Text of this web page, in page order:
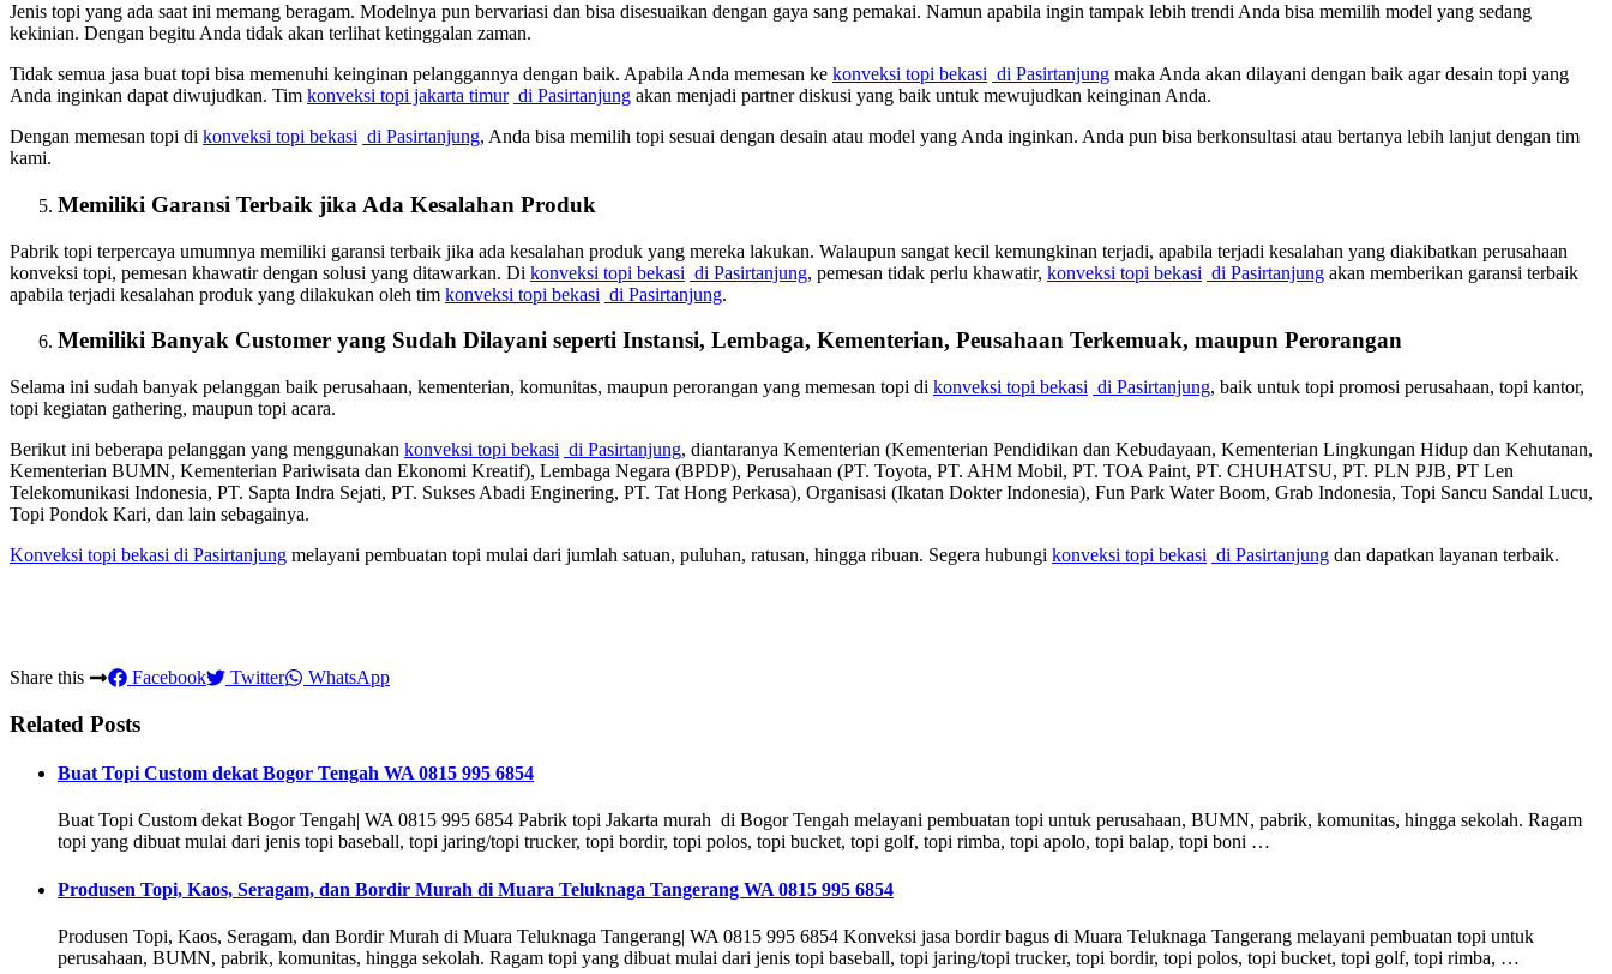
Jenis topi yang ada saat ini memang beragam. Modelnya pun bervariasi dan bisa disesuaikan dengan gaya sang pemakai. Namun apabila ingin tampak lebih trendi Anda bisa memilih model yang sedang
kekinian. Dengan begitu Anda tidak akan terlihat ketinggalan zaman.
Tidak semua jasa buat topi bisa memenuhi keinginan pelanggannya dengan baik. Apabila Anda memesan ke konveksi topi bekasi di Pasirtanjung maka Anda akan dilayani dengan baik agar desain topi yang
Anda inginkan dapat diwujudkan. Tim konveksi topi jakarta timur di Pasirtanjung akan menjadi partner diskusi yang baik untuk mewujudkan keinginan Anda.
Dengan memesan topi di konveksi topi bekasi di Pasirtanjung, Anda bisa memilih topi sesuai dengan desain atau model yang Anda inginkan. Anda pun bisa berkonsultasi atau bertanya lebih lanjut dengan tim
kami.
Memiliki Garansi Terbaik jika Ada Kesalahan Produk
Pabrik topi terpercaya umumnya memiliki garansi terbaik jika ada kesalahan produk yang mereka lakukan. Walaupun sangat kecil kemungkinan terjadi, apabila terjadi kesalahan yang diakibatkan perusahaan
konveksi topi, pemesan khawatir dengan solusi yang ditawarkan. Di konveksi topi bekasi di Pasirtanjung, pemesan tidak perlu khawatir, konveksi topi bekasi di Pasirtanjung akan memberikan garansi terbaik
apabila terjadi kesalahan produk yang dilakukan oleh tim konveksi topi bekasi di Pasirtanjung.
Memiliki Banyak Customer yang Sudah Dilayani seperti Instansi, Lembaga, Kementerian, Peusahaan Terkemuak, maupun Perorangan
Selama ini sudah banyak pelanggan baik perusahaan, kementerian, komunitas, maupun perorangan yang memesan topi di konveksi topi bekasi di Pasirtanjung, baik untuk topi promosi perusahaan, topi kantor,
topi kegiatan gathering, maupun topi acara.
Berikut ini beberapa pelanggan yang menggunakan konveksi topi bekasi di Pasirtanjung, diantaranya Kementerian (Kementerian Pendidikan dan Kebudayaan, Kementerian Lingkungan Hidup dan Kehutanan,
Kementerian BUMN, Kementerian Pariwisata dan Ekonomi Kreatif), Lembaga Negara (BPDP), Perusahaan (PT. Toyota, PT. AHM Mobil, PT. TOA Paint, PT. CHUHATSU, PT. PLN PJB, PT Len
Telekomunikasi Indonesia, PT. Sapta Indra Sejati, PT. Sukses Abadi Enginering, PT. Tat Hong Perkasa), Organisasi (Ikatan Dokter Indonesia), Fun Park Water Boom, Grab Indonesia, Topi Sancu Sandal Lucu,
Topi Pondok Kari, dan lain sebagainya.
Konveksi topi bekasi di Pasirtanjung melayani pembuatan topi mulai dari jumlah satuan, puluhan, ratusan, hingga ribuan. Segera hubungi konveksi topi bekasi di Pasirtanjung dan dapatkan layanan terbaik.
Share this Facebook Twitter WhatsApp
Related Posts
Buat Topi Custom dekat Bogor Tengah WA 0815 995 6854
Buat Topi Custom dekat Bogor Tengah| WA 0815 995 6854 Pabrik topi Jakarta murah di Bogor Tengah melayani pembuatan topi untuk perusahaan, BUMN, pabrik, komunitas, hingga sekolah. Ragam
topi yang dibuat mulai dari jenis topi baseball, topi jaring/topi trucker, topi bordir, topi polos, topi bucket, topi golf, topi rimba, topi apolo, topi balap, topi boni …
Produsen Topi, Kaos, Seragam, dan Bordir Murah di Muara Teluknaga Tangerang WA 0815 995 6854
Produsen Topi, Kaos, Seragam, dan Bordir Murah di Muara Teluknaga Tangerang| WA 0815 995 6854 Konveksi jasa bordir bagus di Muara Teluknaga Tangerang melayani pembuatan topi untuk
perusahaan, BUMN, pabrik, komunitas, hingga sekolah. Ragam topi yang dibuat mulai dari jenis topi baseball, topi jaring/topi trucker, topi bordir, topi polos, topi bucket, topi golf, topi rimba, …